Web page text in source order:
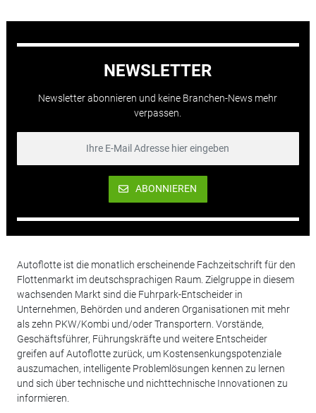
NEWSLETTER
Newsletter abonnieren und keine Branchen-News mehr
verpassen.
ABONNIEREN
Autoflotte ist die monatlich erscheinende Fachzeitschrift für den
Flottenmarkt im deutschsprachigen Raum. Zielgruppe in diesem
wachsenden Markt sind die Fuhrpark-Entscheider in
Unternehmen, Behörden und anderen Organisationen mit mehr
als zehn PKW/Kombi und/oder Transportern. Vorstände,
Geschäftsführer, Führungskräfte und weitere Entscheider
greifen auf Autoflotte zurück, um Kostensenkungspotenziale
auszumachen, intelligente Problemlösungen kennen zu lernen
und sich über technische und nichttechnische Innovationen zu
informieren.